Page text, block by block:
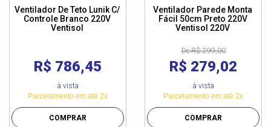
Ventilador De Teto Lunik C/
Controle Branco 220V
Ventisol
R$ 786,45
à vista
Parcelamento em até 2x
COMPRAR
Ventilador Parede Monta
Fácil 50cm Preto 220V
Ventisol 220V
De R$ 299,00
R$ 279,02
à vista
Parcelamento em até 2x
COMPRAR